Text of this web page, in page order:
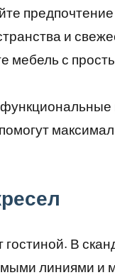
и
мебель с
В
линиями и